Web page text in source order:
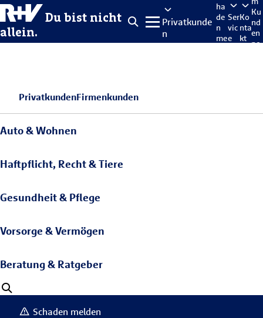
Du bist nicht
allein.
Privatkunde
n
ha
de
n
me
Ser
vic
e
Ko
nta
kt
Ku
nd
en
po
PrivatkundenFirmenkunden
Auto & Wohnen
Haftpflicht, Recht & Tiere
Gesundheit & Pflege
Vorsorge & Vermögen
Beratung & Ratgeber
Schaden melden